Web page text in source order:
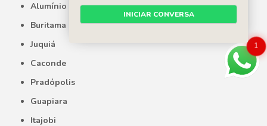
Alumínio
Buritama
Juquiá
Caconde
Pradópolis
Guapiara
Itajobi
1
INICIAR CONVERSA